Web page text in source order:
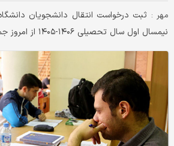
مهر : ثبت درخواست انتقال دانشجویان
نیمسال اول سال تحصیلی ۱۴۰۶-۱۴۰۵ از امروز جمعه ۱ خرداد آغاز شد.